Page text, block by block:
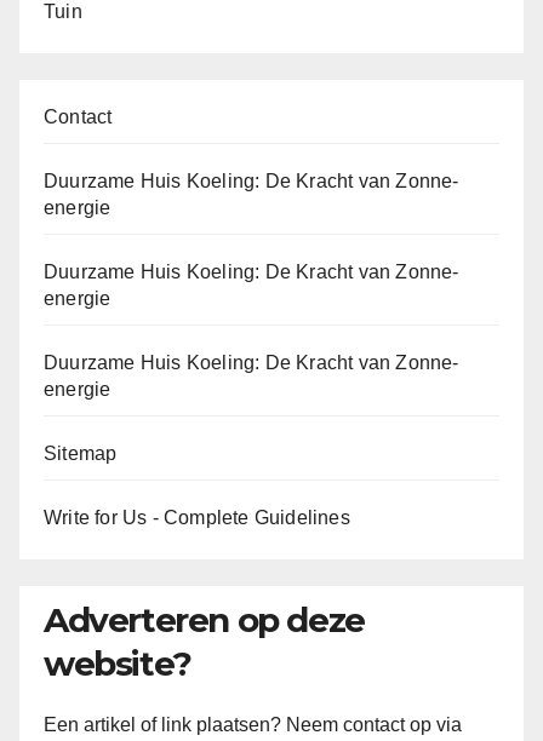
Tuin
Contact
Duurzame Huis Koeling: De Kracht van Zonne-
energie
Duurzame Huis Koeling: De Kracht van Zonne-
energie
Duurzame Huis Koeling: De Kracht van Zonne-
energie
Sitemap
Write for Us - Complete Guidelines
Adverteren op deze
website?
Een artikel of link plaatsen? Neem contact op via